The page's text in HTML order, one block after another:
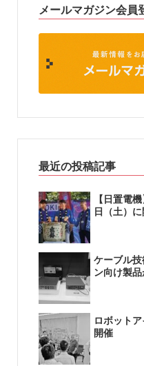
メールマガジン会員
最近の投稿記事
【日置電
日（土）に
ケーブル
ン向け製
ロボット
開催